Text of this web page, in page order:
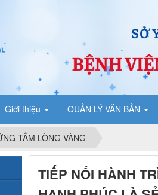
Giới thiệu QUẢN LÝ VĂN BẢN
TẤM LÒNG VÀNG
TIẾP NỐI HÀNH